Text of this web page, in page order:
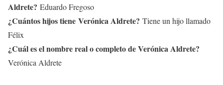
Aldrete? Eduardo Fregoso
¿Cuántos hijos tiene Verónica Aldrete? Tiene un hijo llamado
Félix
¿Cuál es el nombre real o completo deVerónica Aldrete?
Verónica Aldrete